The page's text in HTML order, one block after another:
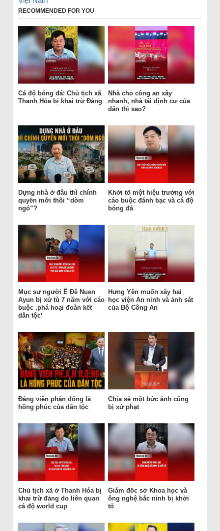
RECOMMENDED FOR YOU
Cá độ bóng đá: Chủ tịch xã
Thanh Hóa bị khai trừ Đảng
Nhà cho công an xây
nhanh, nhà tái định cư của
dân thì sao?
Dựng nhà ở đâu thì chính
quyền mới thôi “dòm
ngó”?
Khởi tố một hiệu trưởng với
cáo buộc đánh bạc và cá độ
bóng đá
Mục sư người Ê Đê Nuen
Ayun bị xử tù 7 năm với cáo
buộc ‚phá hoại đoàn kết
dân tộc‘
Hưng Yên muốn xây hai
học viện An ninh và ảnh sát
của Bộ Công An
Đảng viên phản động là
hồng phúc của dân tộc
Chia sẻ một bức ảnh cũng
bị xử phạt
Chủ tịch xã ở Thanh Hóa bị
khai trừ đảng do liên quan
cá độ world cup
Giám đốc sở Khoa học và
ông nghệ bắc ninh bị khởi
tố